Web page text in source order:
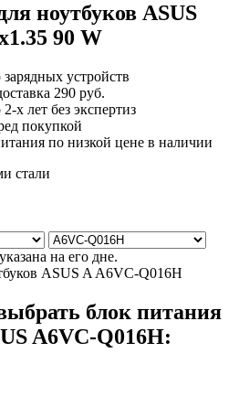
ноутбуков ASUS
90 W
устройств
290 руб.
х лет без экспертиз
покупкой
по низкой цене в наличии
стали
на его дне.
блок питания
A6VC-Q016H: